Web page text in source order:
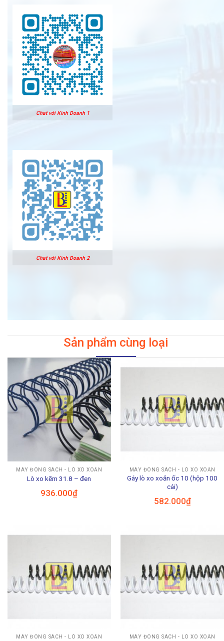
Chat với Kinh Doanh 1
Chat với Kinh Doanh 2
Sản phẩm cùng loại
MÁY ĐÓNG SÁCH - LÒ XO XOẮN
Lò xo kẽm 31.8 – đen
936.000₫
MÁY ĐÓNG SÁCH - LÒ XO XOẮN
Gáy lò xo xoắn ốc 10 (hộp 100
cái)
582.000₫
MÁY ĐÓNG SÁCH - LÒ XO XOẮN MÁY ĐÓNG SÁCH - LÒ XO XOẮN